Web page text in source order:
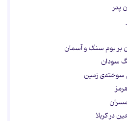
پدر
بر بوم سنگ و آسمان
سودان
سوخته‌ی زمین
در کربلا